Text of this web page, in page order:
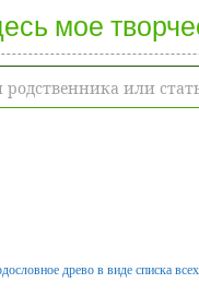
мое
древо в виде списка